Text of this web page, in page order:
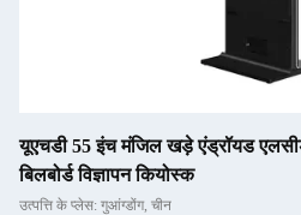
यूएचडी 55 इंच मंजिल खड़े एंड्रॉयड
बिलबोर्ड विज्ञापन कियोस्क
उत्पत्ति के प्लेस: गुआंग्डोंग, चीन